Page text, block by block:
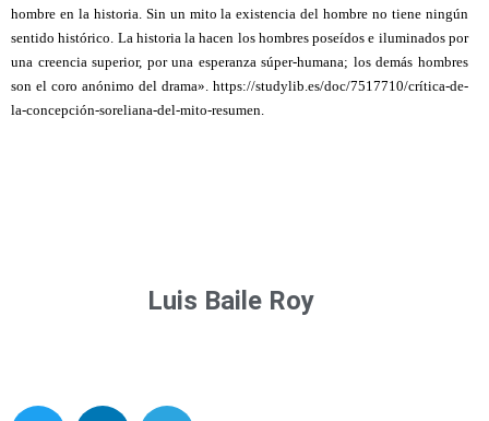
hombre en la historia. Sin un mito la existencia del hombre no tiene ningún
sentido histórico. La historia la hacen los hombres poseídos e iluminados por
una creencia superior, por una esperanza súper-humana; los demás hombres
son el coro anónimo del drama». https://studylib.es/doc/7517710/crítica-de-
la-concepción-soreliana-del-mito-resumen.
Luis Baile Roy